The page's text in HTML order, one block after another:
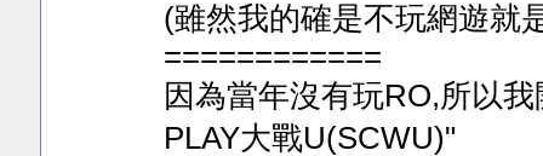
(雖然我的確是不玩網遊就
============
因為當年沒有玩RO,所以
PLAY大戰U(SCWU)"